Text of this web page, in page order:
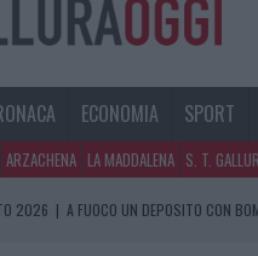
ECONOMIA SPORT
ARZACHENA LA MADDALENA S. T.
2026 | A FUOCO UN DEPOSITO CON